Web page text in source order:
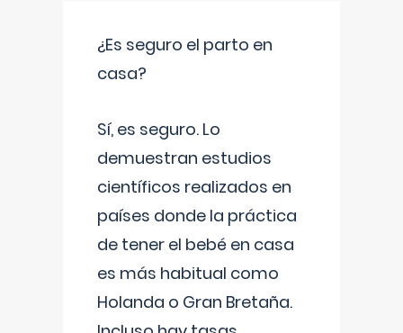
¿Es seguro el parto en
casa?
Sí, es seguro. Lo
demuestran estudios
científicos realizados en
países donde la práctica
de tener el bebé en casa
es más habitual como
Holanda o Gran Bretaña.